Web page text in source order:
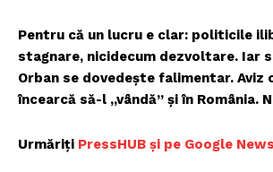
Pentru că un lucru e clar: politicile
stagnare, nicidecum dezvoltare. Iar
Orban se dovedește falimentar. Aviz
încearcă să-l „vândă” și în România.
Urmăriți PressHUB și pe Google News